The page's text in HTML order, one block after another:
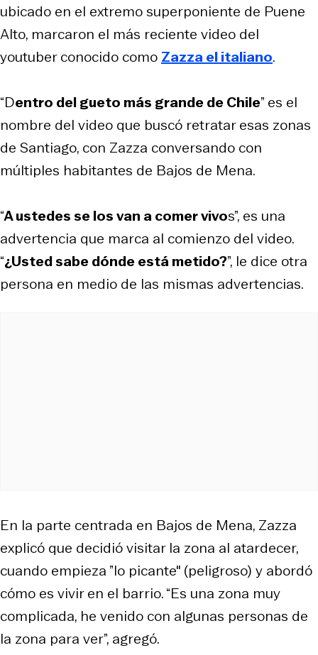
ubicado en el extremo superponiente de Puene
Alto, marcaron el más reciente video del
youtuber conocido como Zazza el italiano.
“Dentro del gueto más grande de Chile” es el
nombre del video que buscó retratar esas zonas
de Santiago, con Zazza conversando con
múltiples habitantes de Bajos de Mena.
“A ustedes se los van a comer vivos”, es una
advertencia que marca al comienzo del video.
“¿Usted sabe dónde está metido?”, le dice otra
persona en medio de las mismas advertencias.
En la parte centrada en Bajos de Mena, Zazza
explicó que decidió visitar la zona al atardecer,
cuando empieza ”lo picante" (peligroso) y abordó
cómo es vivir en el barrio. “Es una zona muy
complicada, he venido con algunas personas de
la zona para ver”, agregó.